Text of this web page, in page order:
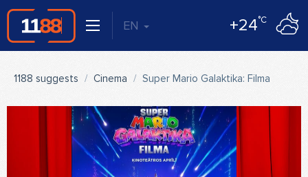
EN +24°C
1188 suggests Cinema Super Mario Galaktika: Filma